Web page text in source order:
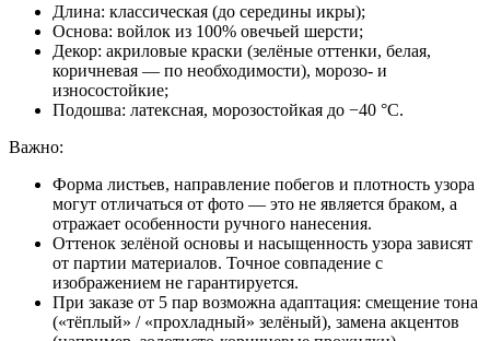
Длина: классическая (до середины икры);
Основа: войлок из 100% овечьей шерсти;
Декор: акриловые краски (зелёные оттенки, белая,
коричневая — по необходимости), морозо- и
износостойкие;
Подошва: латексная, морозостойкая до −40 °C.
Важно:
Форма листьев, направление побегов и плотность узора
могут отличаться от фото — это не является браком, а
отражает особенности ручного нанесения.
Оттенок зелёной основы и насыщенность узора зависят
от партии материалов. Точное совпадение с
изображением не гарантируется.
При заказе от 5 пар возможна адаптация: смещение тона
(«тёплый» / «прохладный» зелёный), замена акцентов